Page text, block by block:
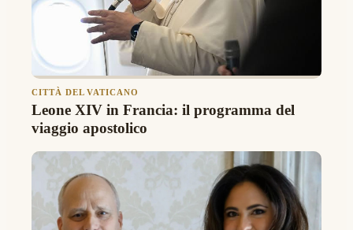
CITTÀ DEL VATICANO
Leone XIV in Francia: il programma del
viaggio apostolico